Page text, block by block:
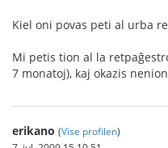
Kiel oni povas peti al urba
Mi petis tion al la
7 monatoj), kaj okazis
erikano (Vise profilen)